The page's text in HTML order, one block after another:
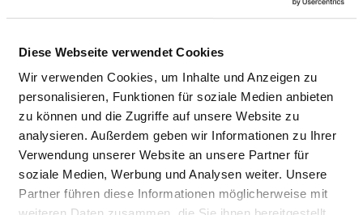
Diese Webseite verwendet Cookies
Wir verwenden Cookies, um Inhalte und Anzeigen zu
personalisieren, Funktionen für soziale Medien anbieten
zu können und die Zugriffe auf unsere Website zu
analysieren. Außerdem geben wir Informationen zu Ihrer
Verwendung unserer Website an unsere Partner für
soziale Medien, Werbung und Analysen weiter. Unsere
Partner führen diese Informationen möglicherweise mit
Passend dazu:
Medizinisch-pflegerische Leistungen
Service & Ausstattung